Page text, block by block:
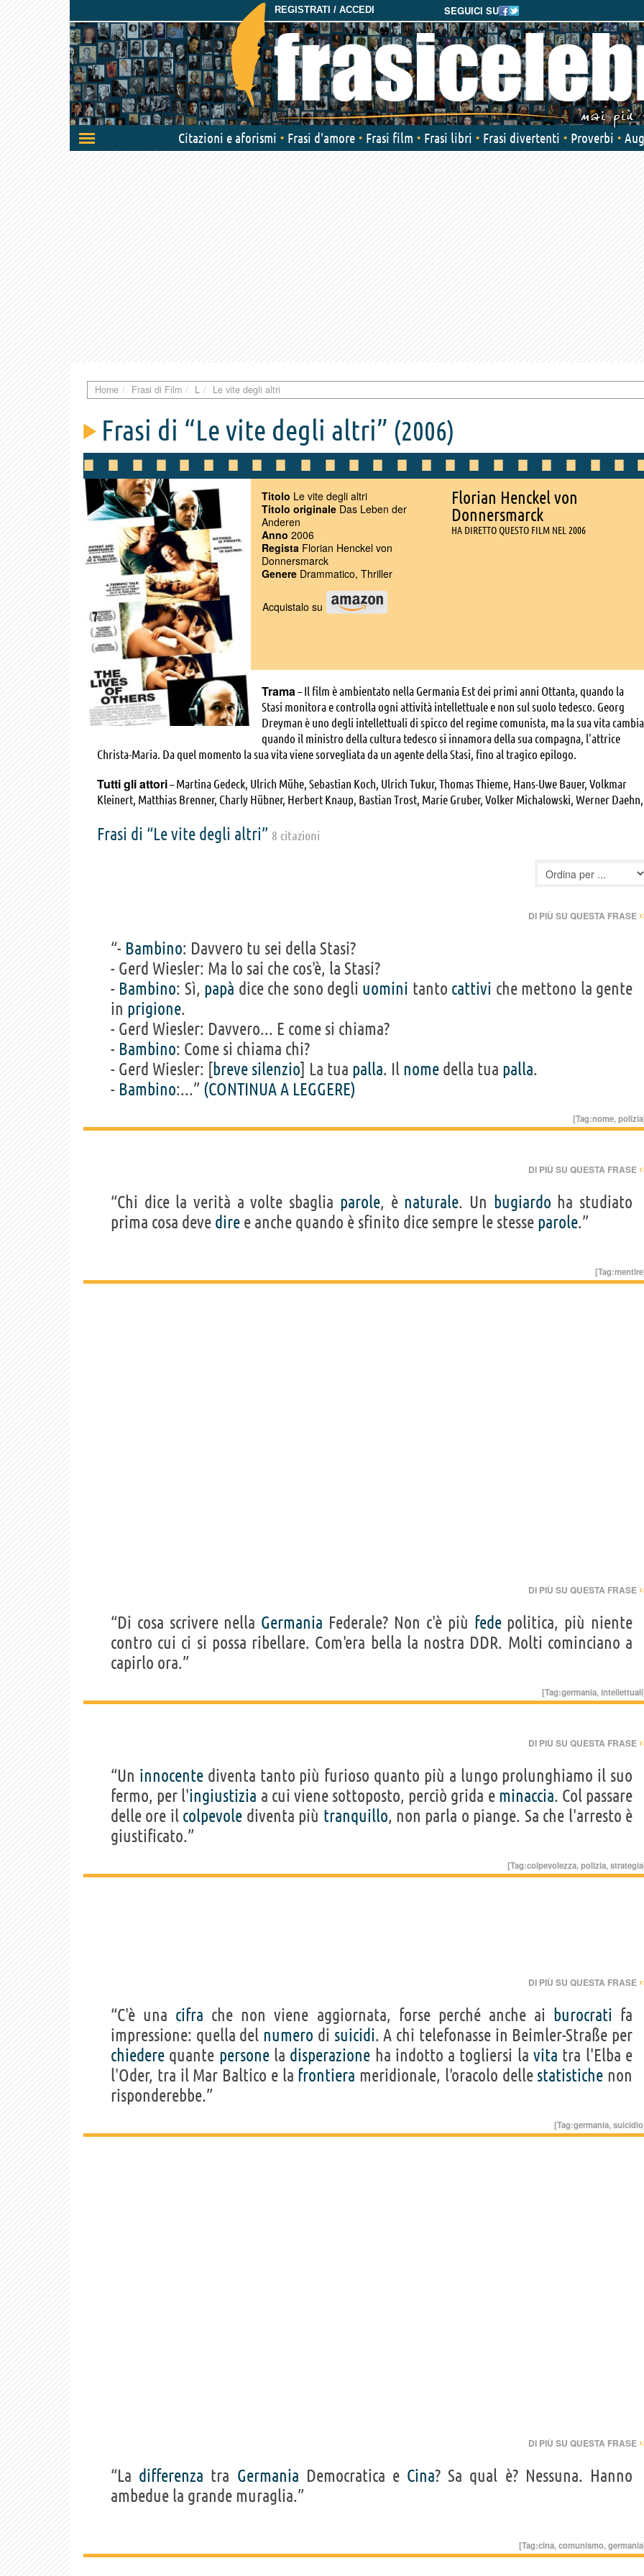
SEGUICI SU
REGISTRATI / ACCEDI
Attiva/disattiva
navigazione
Citazioni e aforismi Frasi d'amore Frasi film Frasi libri Frasi divertenti Proverbi
Home Frasi di Film L Le vite degli altri
Frasi di “Le vite degli altri” (2006)
Florian Henckel von
Donnersmarck
HA DIRETTO QUESTO FILM NEL 2006
Titolo Le vite degli altri
Titolo originale Das Leben der
Anderen
Anno 2006
Regista Florian Henckel von
Donnersmarck
Genere Drammatico, Thriller
Acquistalo su
Trama– Il film è ambientato nella Germania Est dei primi anni Ottanta, quando la
Stasi monitora e controlla ogni attività intellettuale e non sul suolo tedesco. Georg
Dreyman è uno degli intellettuali di spicco del regime comunista, ma la sua vita cambia
quando il ministro della cultura tedesco si innamora della sua compagna, l'attrice
Christa-Maria. Da quel momento la sua vita viene sorvegliata da un agente della Stasi, fino al tragico epilogo.
Tutti gli attori– Martina Gedeck, Ulrich Mühe, Sebastian Koch, Ulrich Tukur, Thomas Thieme, Hans-Uwe Bauer, Volkmar
Kleinert, Matthias Brenner, Charly Hübner, Herbert Knaup, Bastian Trost, Marie Gruber, Volker Michalowski, Werner Daehn,
Maximilian Schüller, Susanna Kraus, Gabi Fleming, Michael Gerber, Fabian von Klitzing, Harald Polzin, Sheri Hagen, Gitta
Schweighöfer, Elja-Dusa Kedves, Hildegard Schroedter, Inga Birkenfeld, Philipp Kewenig, Jens Wassermann, Ernst-Ludwig
Frasi di “Le vite degli altri” 8 citazioni
DI PIÙ SU QUESTA FRASE
“- Bambino: Davvero tu sei della Stasi?
- Gerd Wiesler: Ma lo sai che cos'è, la Stasi?
- Bambino: Sì, papà dice che sono degli uomini tanto cattivi che mettono la gente
in prigione.
- Gerd Wiesler: Davvero... E come si chiama?
- Bambino: Come si chiama chi?
- Gerd Wiesler: [breve silenzio] La tua palla. Il nome della tua palla.
- Bambino:...” (CONTINUA A LEGGERE)
[Tag:nome,polizia
DI PIÙ SU QUESTA FRASE
“Chi dice la verità a volte sbaglia parole, è naturale. Un bugiardo ha studiato
prima cosa deve dire e anche quando è sfinito dice sempre le stesse parole.”
[Tag:mentire
DI PIÙ SU QUESTA FRASE
“Di cosa scrivere nella Germania Federale? Non c'è più fedepolitica, più niente
contro cui ci si possa ribellare. Com'era bella la nostra DDR. Molti cominciano a
capirlo ora.”
[Tag:germania,intellettuali
DI PIÙ SU QUESTA FRASE
“Un innocentediventa tanto più furioso quanto più a lungo prolunghiamo il suo
fermo, per l'ingiustizia a cui viene sottoposto, perciò grida e minaccia. Col passare
delle ore il colpevole diventa più tranquillo, non parla o piange. Sa che l'arresto è
giustificato.”
[Tag:colpevolezza,polizia,strategia
DI PIÙ SU QUESTA FRASE
“C'è una cifra che non viene aggiornata, forse perché anche ai burocrati fa
impressione: quella del numero di suicidi. A chi telefonasse in Beimler-Straße per
chiedere quante personela disperazione ha indotto a togliersi lavita tra l'Elba e
l'Oder, tra il Mar Baltico e la frontiera meridionale, l'oracolo delle statistiche non
risponderebbe.”
[Tag:germania,suicidio
DI PIÙ SU QUESTA FRASE
“La differenza tra Germania Democratica e Cina? Sa qual è? Nessuna. Hanno
ambedue la grande muraglia.”
[Tag:cina,comunismo,germania